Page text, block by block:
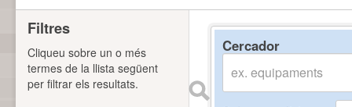
Cercador
Filtres
Cliqueu sobre un o més
termes de la llista següent
per filtrar els resultats.